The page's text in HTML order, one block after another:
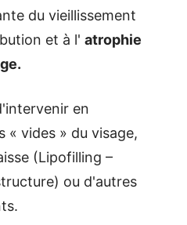
du vieillissement
et à l' atrophie
en
« vides » du visage,
(Lipofilling –
ou d'autres